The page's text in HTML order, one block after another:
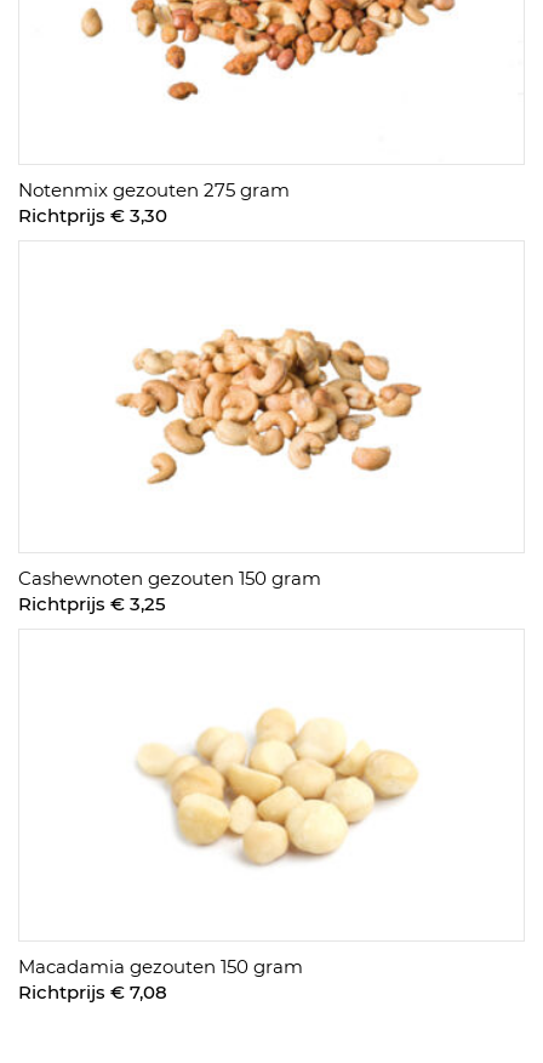
Notenmix gezouten 275 gram
Richtprijs € 3,30
Cashewnoten gezouten 150 gram
Richtprijs € 3,25
Macadamia gezouten 150 gram
Richtprijs € 7,08